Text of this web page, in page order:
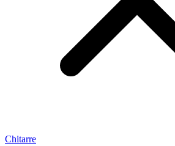
Chitarre